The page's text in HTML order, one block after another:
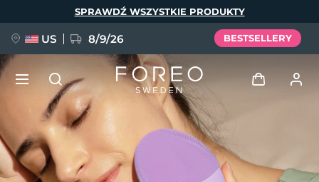
SPRAWDŹ WSZYSTKIE PRODUKTY
US 8/9/26 BESTSELLERY
Profil użytkownika
NOWOŚĆ
BREAKING NEWS
Język